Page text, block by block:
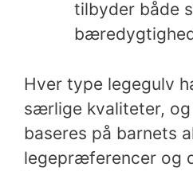
tilbyder både
Hver type legegulv
særlige kvaliteter,
baseres på barnets
legepræferencer og